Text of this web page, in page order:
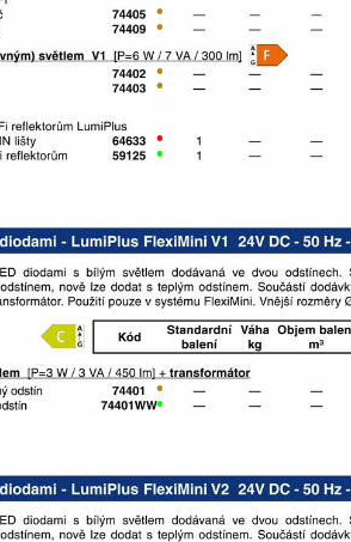
•
•
•
•
•
•
•
•